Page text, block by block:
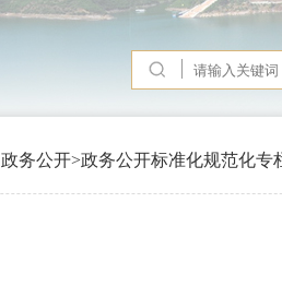
政务公开>政务公开标准化规范化专